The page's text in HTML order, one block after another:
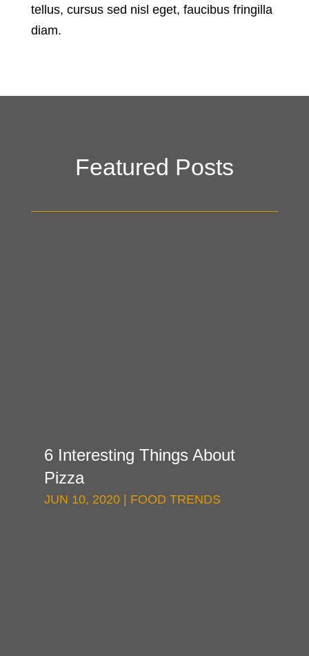
tellus, cursus sed nisl eget, faucibus fringilla
diam.
Featured Posts
6 Interesting Things About
Pizza
JUN 10, 2020| FOOD TRENDS